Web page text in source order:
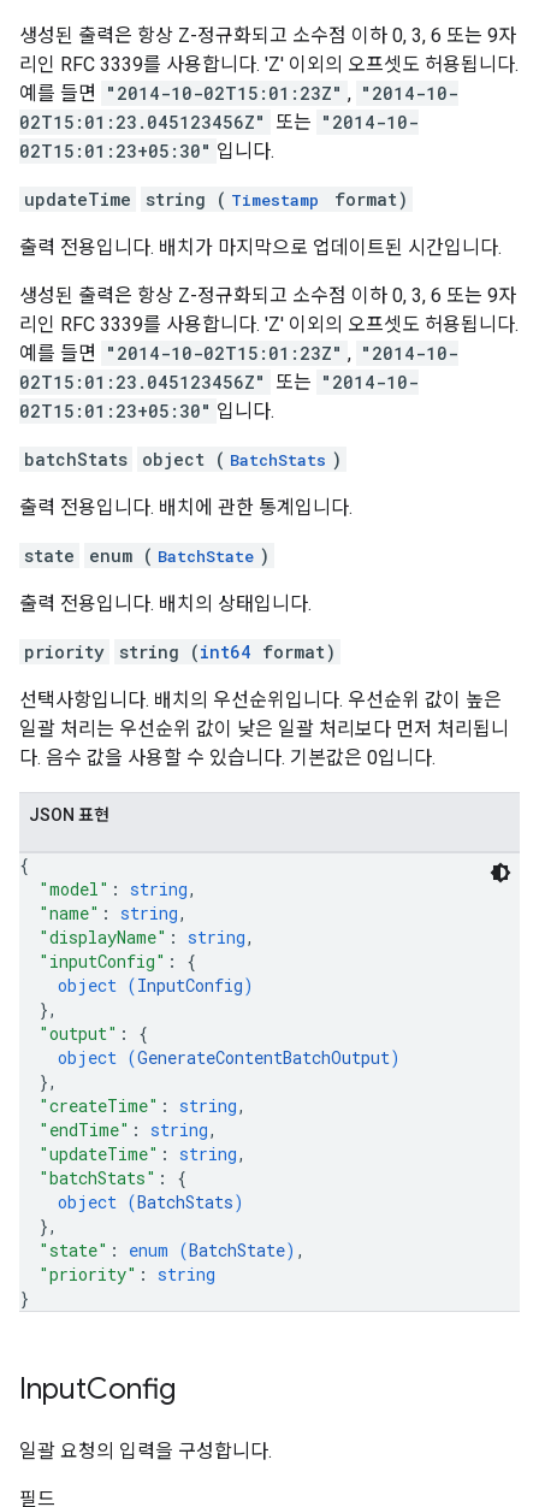
생성된 출력은 항상 Z-정규화되고 소수점 이하 0, 3, 6 또는 9자
리인 RFC 3339를 사용합니다. 'Z' 이외의 오프셋도 허용됩니다.
예를 들면
"2014-10-02T15:01:23Z" , "2014-10-
02T15:01:23.045123456Z"
또는 "2014-10-
02T15:01:23+05:30" 입니다.
updateTime string ( Timestamp format)
출력 전용입니다. 배치가 마지막으로 업데이트된 시간입니다.
생성된 출력은 항상 Z-정규화되고 소수점 이하 0, 3, 6 또는 9자
리인 RFC 3339를 사용합니다. 'Z' 이외의 오프셋도 허용됩니다.
예를 들면
"2014-10-02T15:01:23Z" , "2014-10-
02T15:01:23.045123456Z"
또는 "2014-10-
02T15:01:23+05:30" 입니다.
batchStats object ( BatchStats )
출력 전용입니다. 배치에 관한 통계입니다.
state enum ( BatchState )
출력 전용입니다. 배치의 상태입니다.
priority string (int64 format)
선택사항입니다. 배치의 우선순위입니다. 우선순위 값이 높은
일괄 처리는 우선순위 값이 낮은 일괄 처리보다 먼저 처리됩니
다. 음수 값을 사용할 수 있습니다. 기본값은 0입니다.
JSON 표현
{
"model" : string,
"name" : string,
"displayName" : string,
"inputConfig" : {
object (InputConfig)
},
"output" : {
object (GenerateContentBatchOutput)
},
"createTime" : string,
"endTime" : string,
"updateTime" : string,
"batchStats" : {
object (BatchStats)
},
"state" : enum (BatchState) ,
"priority" : string
}
InputConfig
일괄 요청의 입력을 구성합니다.
필드